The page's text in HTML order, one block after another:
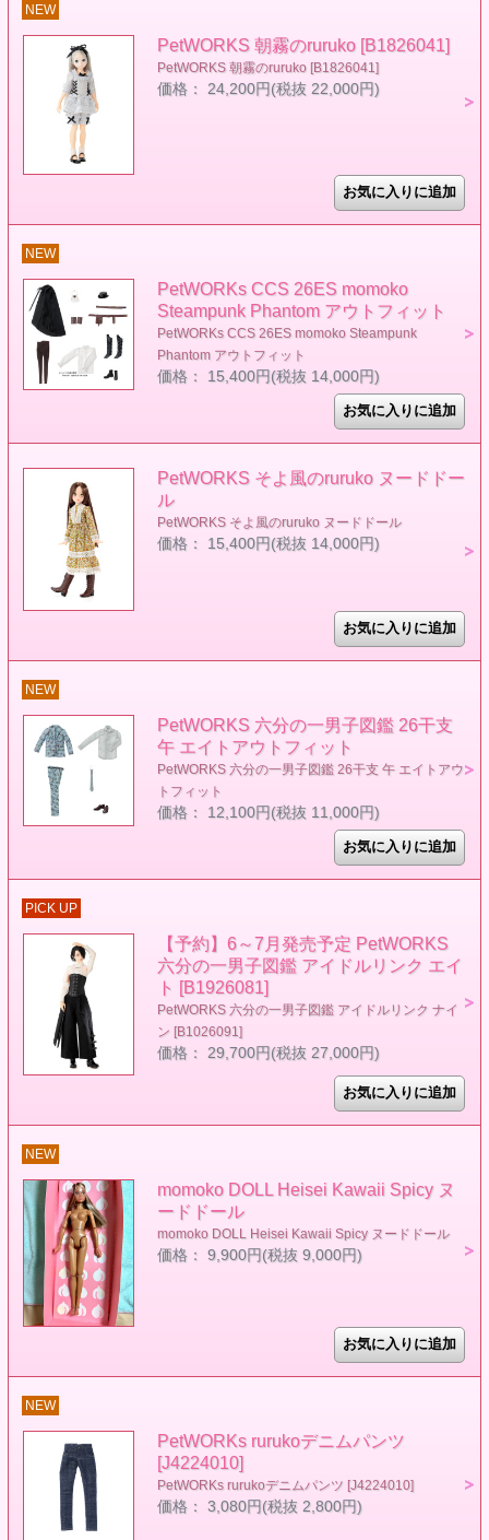
NEW
PetWORKS 朝霧のruruko [B1826041]
PetWORKS 朝霧のruruko [B1826041]
価格： 24,200円(税抜 22,000円)
NEW
PetWORKs CCS 26ES momoko
Steampunk Phantom アウトフィット
PetWORKs CCS 26ES momoko Steampunk
Phantom アウトフィット
価格： 15,400円(税抜 14,000円)
PetWORKS そよ風のruruko ヌードドー
ル
PetWORKS そよ風のruruko ヌードドール
価格： 15,400円(税抜 14,000円)
NEW
PetWORKS 六分の一男子図鑑 26干支
午 エイトアウトフィット
PetWORKS 六分の一男子図鑑 26干支 午 エイトアウ
トフィット
価格： 12,100円(税抜 11,000円)
PICK UP
【予約】6～7月発売予定 PetWORKS
六分の一男子図鑑 アイドルリンク エイ
ト [B1926081]
PetWORKS 六分の一男子図鑑 アイドルリンク ナイ
ン [B1026091]
価格： 29,700円(税抜 27,000円)
NEW
momoko DOLL Heisei Kawaii Spicy ヌ
ードドール
momoko DOLL Heisei Kawaii Spicy ヌードドール
価格： 9,900円(税抜 9,000円)
NEW
PetWORKs rurukoデニムパンツ
[J4224010]
PetWORKs rurukoデニムパンツ [J4224010]
価格： 3,080円(税抜 2,800円)